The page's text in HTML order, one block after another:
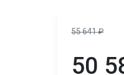
55 641₽
50